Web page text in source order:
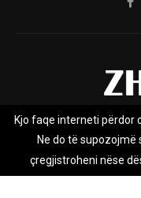
Rreth nesh
Zhurnal.mk është
Kjo faqe interneti përdor
Ne do të supozojmë
çregjistroheni nëse